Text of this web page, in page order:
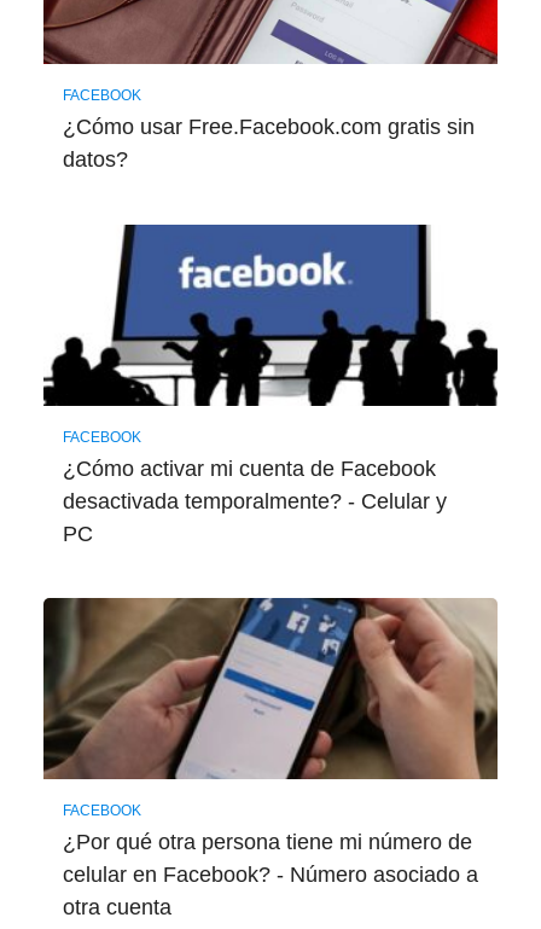
FACEBOOK
¿Cómo usar Free.Facebook.com gratis sin
datos?
FACEBOOK
¿Cómo activar mi cuenta de Facebook
desactivada temporalmente? - Celular y
PC
FACEBOOK
¿Por qué otra persona tiene mi número de
celular en Facebook? - Número asociado a
otra cuenta